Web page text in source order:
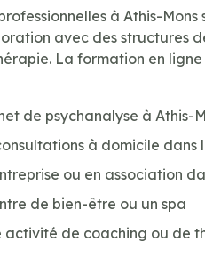
à Athis-
avec des structures
La formation en
de psychanalyse à Athis-
à domicile dans
ou en association
de bien-être ou un spa
activité de coaching ou de